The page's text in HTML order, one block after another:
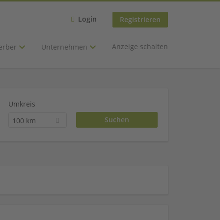
Login Registrieren
Unternehmen Anzeige schalten
Umkreis
100 km